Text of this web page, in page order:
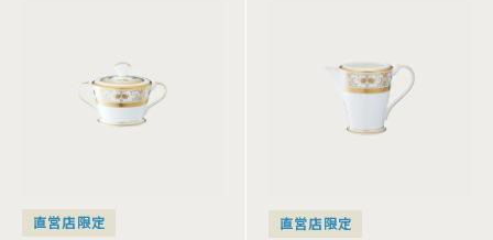
直営店限定 直営店限定